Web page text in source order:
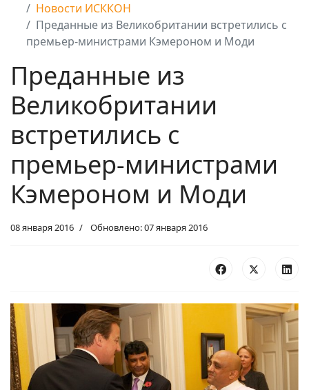
Новости ИСККОН
Преданные из Великобритании встретились с
премьер-министрами Кэмероном и Моди
Преданные из
Великобритании
встретились с
премьер-министрами
Кэмероном и Моди
08 января 2016 Обновлено: 07 января 2016